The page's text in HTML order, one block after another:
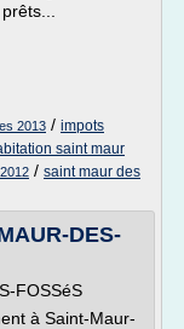
2013 / impots
saint maur
/ saint maur des
DES-
FOSSéS
à Saint-Maur-